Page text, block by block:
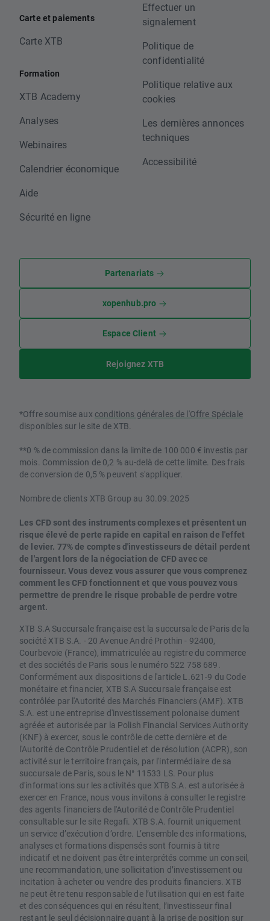
Carte et paiements
Carte XTB
Formation
XTB Academy
Analyses
Webinaires
Calendrier économique
Aide
Sécurité en ligne
Effectuer un
signalement
Politique de
confidentialité
Politique relative aux
cookies
Les dernières annonces
techniques
Accessibilité
Partenariats
xopenhub.pro
Espace Client
Rejoignez XTB
*Offre soumise aux conditions générales de l'Offre Spéciale
disponibles sur le site de XTB.
**0 % de commission dans la limite de 100 000 € investis par
mois. Commission de 0,2 % au-delà de cette limite. Des frais
de conversion de 0,5 % peuvent s'appliquer.
Nombre de clients XTB Group au 30.09.2025
Les CFD sont des instruments complexes et présentent un
risque élevé de perte rapide en capital en raison de l'effet
de levier. 77% de comptes d'investisseurs de détail perdent
de l'argent lors de la négociation de CFD avec ce
fournisseur. Vous devez vous assurer que vous comprenez
comment les CFD fonctionnent et que vous pouvez vous
permettre de prendre le risque probable de perdre votre
argent.
XTB S.A Succursale française est la succursale de Paris de la
société XTB S.A. - 20 Avenue André Prothin - 92400,
Courbevoie (France), immatriculée au registre du commerce
et des sociétés de Paris sous le numéro 522 758 689.
Conformément aux dispositions de l'article L.621-9 du Code
monétaire et financier, XTB S.A Succursale française est
contrôlée par l'Autorité des Marchés Financiers (AMF). XTB
S.A. est une entreprise d'investissement polonaise dument
agréée et autorisée par la Polish Financial Services Authority
(KNF) à exercer, sous le contrôle de cette dernière et de
l'Autorité de Contrôle Prudentiel et de résolution (ACPR), son
activité sur le territoire français, par l'intermédiaire de sa
succursale de Paris, sous le N° 11533 LS. Pour plus
d'informations sur les activités que XTB S.A. est autorisée à
exercer en France, nous vous invitons à consulter le registre
des agents financiers de l'Autorité de Contrôle Prudentiel
consultable sur le site Regafi. XTB S.A. fournit uniquement
un service d’exécution d’ordre. L’ensemble des informations,
analyses et formations dispensés sont fournis à titre
indicatif et ne doivent pas être interprétés comme un conseil,
une recommandation, une sollicitation d’investissement ou
incitation à acheter ou vendre des produits financiers. XTB
ne peut être tenu responsable de l’utilisation qui en est faite
et des conséquences qui en résultent, l’investisseur final
restant le seul décisionnaire quant à la prise de position sur